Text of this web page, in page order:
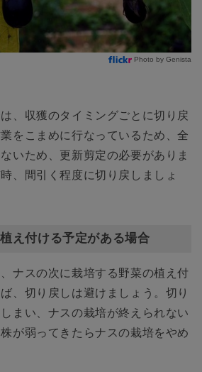
Photo by Genista
、収獲のタイミングごとに切り戻
をこまめに行なっているため、全
いため、更新剪定の必要がありま
、間引く程度に切り戻しましょ
え付ける予定がある場合
ナスの次に栽培する野菜の植え付
、切り戻しは避けましょう。切り
まい、ナスの栽培が終えられない
が弱ってきたらナスの栽培をやめ